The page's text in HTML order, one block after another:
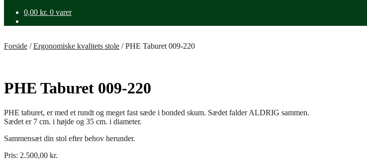
0,00 kr. 0 varer
Forside /Ergonomiske kvalitets stole /PHE Taburet 009-220
PHE Taburet 009-220
PHE taburet, er med et rundt og meget fast sæde i bonded skum. Sædet falder ALDRIG sammen.
Sædet er 7 cm. i højde og 35 cm. i diameter.
Sammensæt din stol efter behov herunder.
Pris: 2.500,00 kr.